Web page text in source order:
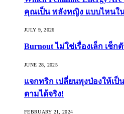
คุณเป็น พลังหญิง แบบไหนใน
JULY 9, 2026
Burnout ไม่ใช่เรื่องเล็ก เช็ก
JUNE 28, 2025
แจกทริก เปลี่ยนพุงป่องให้เ
ตามได้จริง!
FEBRUARY 21, 2024